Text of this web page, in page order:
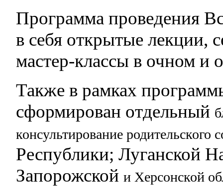
Программа проведения
в себя открытые лекции,
мастер-классы в очном и
Также в рамках
сформирован отдельный
консультирование родительского
Республики; Луганской
Запорожскойи Херсонской